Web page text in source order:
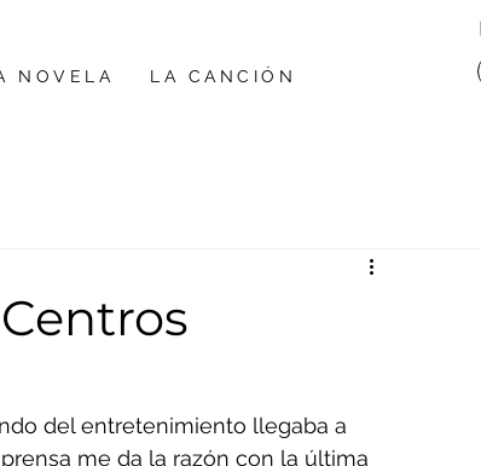
NOVELA LA CANCIÓN
del entretenimiento llegaba a
me da la razón con la última